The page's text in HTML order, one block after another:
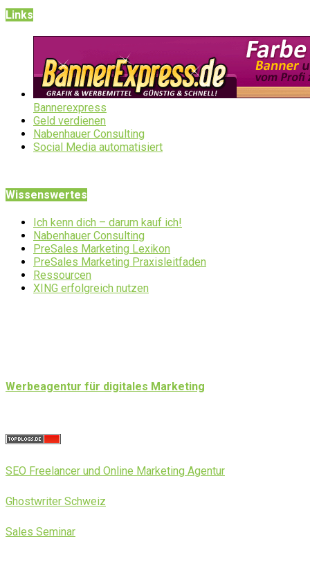
Links
Bannerexpress
Geld verdienen
Nabenhauer Consulting
Social Media automatisiert
Wissenswertes
Ich kenn dich – darum kauf ich!
Nabenhauer Consulting
PreSales Marketing Lexikon
PreSales Marketing Praxisleitfaden
Ressourcen
XING erfolgreich nutzen
Werbeagentur für digitales Marketing
SEO Freelancer und Online Marketing Agentur
Ghostwriter Schweiz
Sales Seminar